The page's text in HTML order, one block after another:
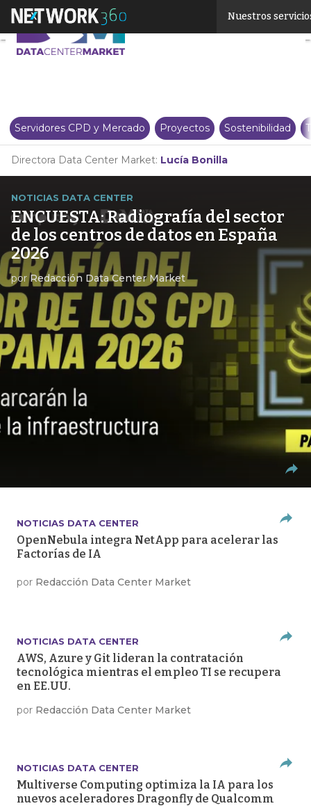
Nuestros
Servidores CPD y Mercado Proyectos Sostenibilidad
Directora Data Center Market: Lucía Bonilla
NOTICIAS DATA CENTER
ENCUESTA: Radiografía del sector
de los centros de datos en España
2026
porRedacción Data Center Market
NOTICIAS DATA CENTER
OpenNebula integra NetApp para acelerar las
Factorías de IA
por Redacción Data Center Market
NOTICIAS DATA CENTER
AWS, Azure y Git lideran la contratación
tecnológica mientras el empleo TI se recupera
en EE.UU.
por Redacción Data Center Market
NOTICIAS DATA CENTER
Multiverse Computing optimiza la IA para los
nuevos aceleradores Dragonfly de Qualcomm